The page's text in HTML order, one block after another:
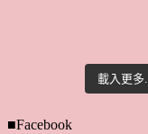
載入更多
■Facebook